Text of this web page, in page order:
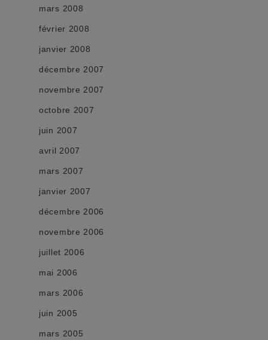
mars 2008
février 2008
janvier 2008
décembre 2007
novembre 2007
octobre 2007
juin 2007
avril 2007
mars 2007
janvier 2007
décembre 2006
novembre 2006
juillet 2006
mai 2006
mars 2006
juin 2005
mars 2005